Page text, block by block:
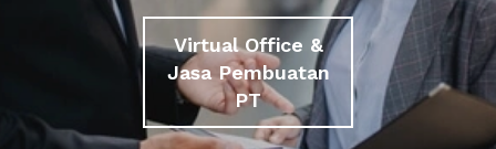
Virtual Office &
Jasa Pembuatan
PT